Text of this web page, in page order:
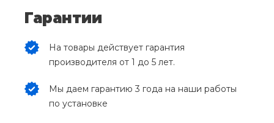
Гарантии
На товары действует гарантия
производителя от 1 до 5 лет.
Мы даем гарантию 3 года на наши работы
по установке